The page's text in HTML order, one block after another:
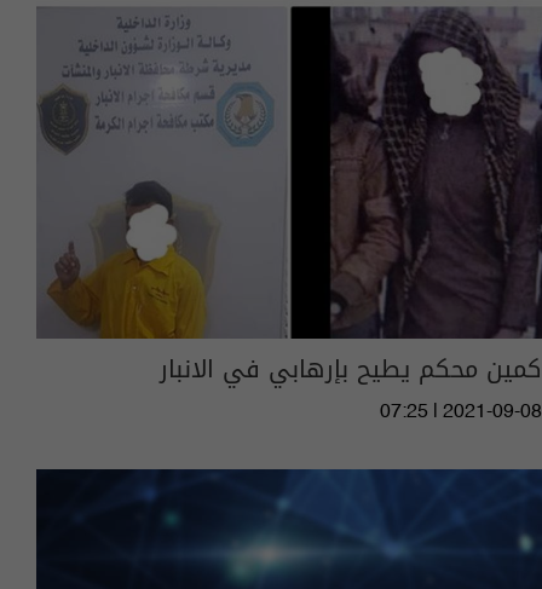
كمين محكم يطيح بإرهابي في الانبار
07:25 | 2021-09-08